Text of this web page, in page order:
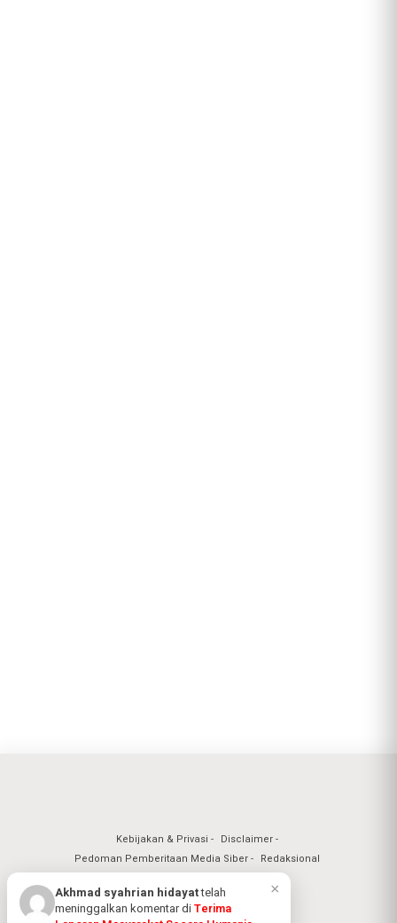
Kebijakan & Privasi
Disclaimer
Pedoman Pemberitaan Media Siber
Redaksional